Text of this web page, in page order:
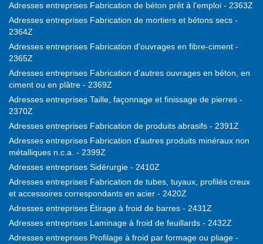
Adresses entreprises Fabrication de béton prêt à l'emploi - 2363Z
Adresses entreprises Fabrication de mortiers et bétons secs -
2364Z
Adresses entreprises Fabrication d'ouvrages en fibre-ciment -
2365Z
Adresses entreprises Fabrication d'autres ouvrages en béton, en
ciment ou en plâtre - 2369Z
Adresses entreprises Taille, façonnage et finissage de pierres -
2370Z
Adresses entreprises Fabrication de produits abrasifs - 2391Z
Adresses entreprises Fabrication d'autres produits minéraux non
métalliques n.c.a. - 2399Z
Adresses entreprises Sidérurgie - 2410Z
Adresses entreprises Fabrication de tubes, tuyaux, profilés creux
et accessoires correspondants en acier - 2420Z
Adresses entreprises Étirage à froid de barres - 2431Z
Adresses entreprises Laminage à froid de feuillards - 2432Z
Adresses entreprises Profilage à froid par formage ou pliage -